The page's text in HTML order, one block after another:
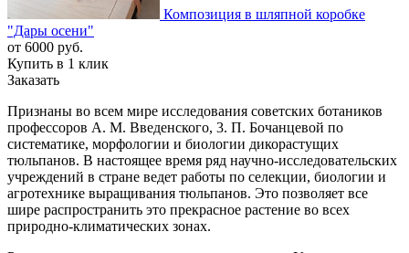
Композиция в шляпной коробке
"Дары осени"
от 6000 руб.
Купить в 1 клик
Заказать
Признаны во всем мире исследования советских ботаников
профессоров А. М. Введенского, 3. П. Бочанцевой по
систематике, морфологии и биологии дикорастущих
тюльпанов. В настоящее время ряд научно-исследовательских
учреждений в стране ведет работы по селекции, биологии и
агротехнике выращивания тюльпанов. Это позволяет все
шире распространить это прекрасное растение во всех
природно-климатических зонах.